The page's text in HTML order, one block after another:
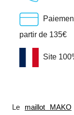
partir de 135€
Site
Le maillot MAKO